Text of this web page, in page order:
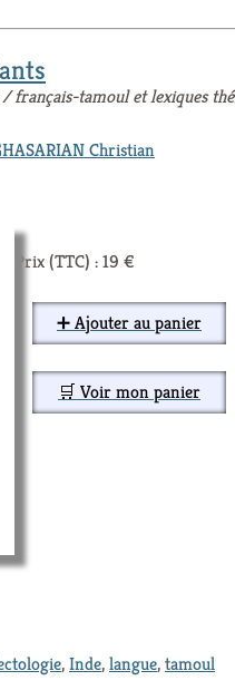
français-tamoul et lexiques
Christian
Prix (TTC) : 19 €
➕ Ajouter au panier
🛒 Voir mon panier
,Inde,langue,tamoul